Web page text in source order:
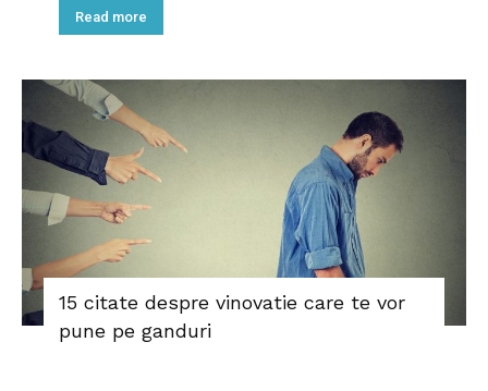
Read more
15 citate despre vinovatie care te vor
pune pe ganduri